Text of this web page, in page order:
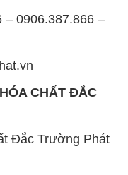
– 0906.387.866 –
CHẤT ĐẮC
Đắc Trường Phát